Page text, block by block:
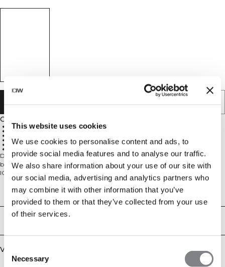
This website uses cookies
We use cookies to personalise content and ads, to
provide social media features and to analyse our traffic.
We also share information about your use of our site with
our social media, advertising and analytics partners who
may combine it with other information that you’ve
provided to them or that they’ve collected from your use
of their services.
Consent
Selection
Necessary
Omschrijving
100% wol
Grove breisteek
ICIW-logo
Veelzijdig voor de winter
Warm en stijlvol
De Everyday Chunky Wool Beanie is gemaakt van 100% wol in een grove
breisteek, met een comfortabele rand die je kunt omslaan en het iconische
ICIW-logo. Deze muts is een veelzijdige winteressential. Blijf warm met een
moeiteloze stijl. 100% wol.
Technische aspecten
Vergelijkbare producten